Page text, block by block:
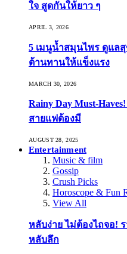
ใจ สูดกันให้ยาว ๆ
APRIL 3, 2026
5 เมนูน้ำสมุนไพร ดูแล
ต้านทานให้แข็งแรง
MARCH 30, 2026
Rainy Day Must-
สายแฟต้องมี
AUGUST 28, 2025
Entertainment
Music & film
Gossip
Crush Picks
Horoscope & Fun
View All
หลับง่าย ไม่ต้องไถจอ!
หลับลึก